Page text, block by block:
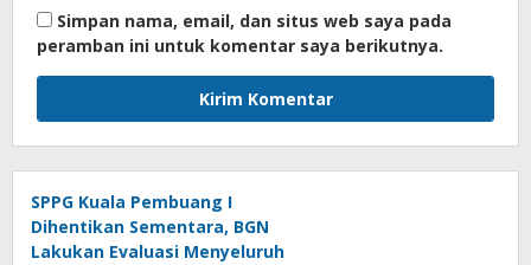
Simpan nama, email, dan situs web saya pada
peramban ini untuk komentar saya berikutnya.
SPPG Kuala Pembuang I
Dihentikan Sementara, BGN
Lakukan Evaluasi Menyeluruh